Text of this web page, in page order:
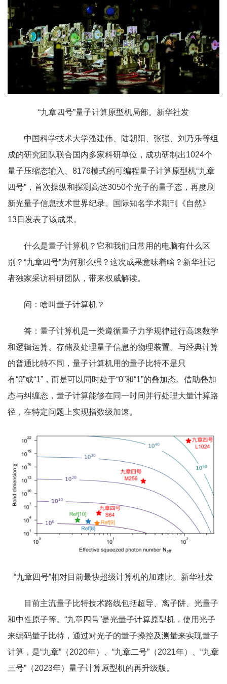
“九章四号”量子计算原型机局部。新华社发
中国科学技术大学潘建伟、陆朝阳、张强、刘乃乐等组
成的研究团队联合国内多家科研单位，成功研制出1024个
量子压缩态输入、8176模式的可编程量子计算原型机“九章
四号”，首次操纵和探测高达3050个光子的量子态，再度刷
新光量子信息技术世界纪录。国际知名学术期刊《自然》
13日发表了该成果。
什么是量子计算机？它和我们日常用的电脑有什么区
别？“九章四号”为何那么强？这次成果意味着啥？新华社记
者独家采访科研团队，带来权威解读。
问：啥叫量子计算机？
答：量子计算机是一类遵循量子力学规律进行高速数学
和逻辑运算、存储及处理量子信息的物理装置。与经典计算
的普通比特不同，量子计算机用的量子比特不是只
有“0”或“1”，而是可以同时处于“0”和“1”的叠加态。借助叠加
态与纠缠态，量子计算能够在同一时间并行处理大量计算路
径，在特定问题上实现指数级加速。
“九章四号”相对目前最快超级计算机的加速比。新华社发
目前主流量子比特技术路线包括超导、离子阱、光量子
和中性原子等。“九章四号”是光量子计算原型机，使用光子
来编码量子比特，通过对光子的量子操控及测量来实现量子
计算，是“九章”（2020年）、“九章二号”（2021年）、“九章
三号”（2023年）量子计算原型机的再升级版。